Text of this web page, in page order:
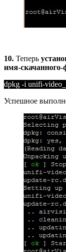
10. Теперь
имя-
dpkg -i unifi-
Успешное